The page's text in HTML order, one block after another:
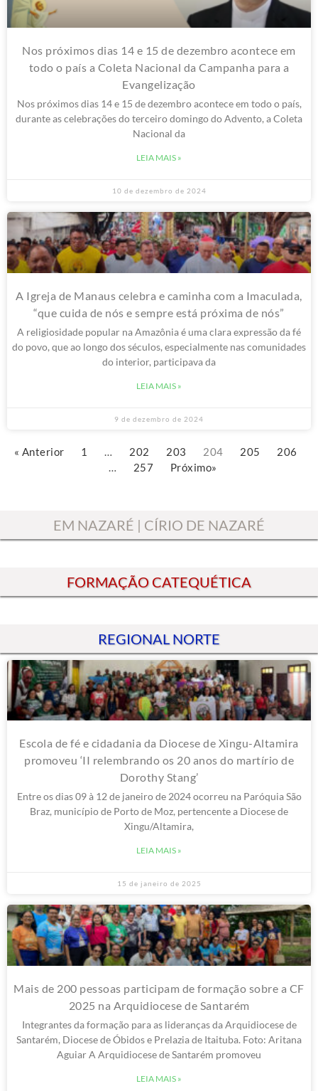
Nos próximos dias 14 e 15 de dezembro acontece em
todo o país a Coleta Nacional da Campanha para a
Evangelização
Nos próximos dias 14 e 15 de dezembro acontece em todo o país,
durante as celebrações do terceiro domingo do Advento, a Coleta
Nacional da
LEIA MAIS »
A Igreja de Manaus celebra e caminha com a Imaculada,
“que cuida de nós e sempre está próxima de nós”
A religiosidade popular na Amazônia é uma clara expressão da fé
do povo, que ao longo dos séculos, especialmente nas comunidades
do interior, participava da
LEIA MAIS »
9 de dezembro de 2024
« Anterior 1 … 202 203 204 205
206
…
257 Próximo»
EM NAZARÉ | CÍRIO DE NAZARÉ
FORMAÇÃO CATEQUÉTICA
REGIONAL NORTE
Escola de fé e cidadania da Diocese de Xingu-Altamira
promoveu ‘II relembrando os 20 anos do martírio de
Dorothy Stang’
Entre os dias 09 à 12 de janeiro de 2024 ocorreu na Paróquia São
Braz, município de Porto de Moz, pertencente a Diocese de
Xingu/Altamira,
LEIA MAIS »
15 de janeiro de 2025
Mais de 200 pessoas participam de formação sobre a CF
2025 na Arquidiocese de Santarém
Integrantes da formação para as lideranças da Arquidiocese de
Santarém, Diocese de Óbidos e Prelazia de Itaituba. Foto: Aritana
Aguiar A Arquidiocese de Santarém promoveu
LEIA MAIS »